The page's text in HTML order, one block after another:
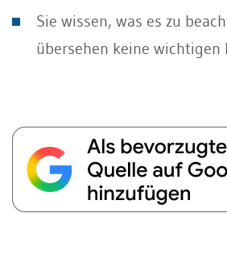
Sie wissen, was es zu
übersehen keine wichtigen